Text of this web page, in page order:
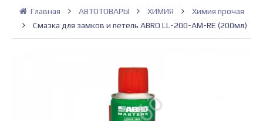
Главная АВТОТОВАРЫ ХИМИЯ
Химия прочая
Смазка для замков и петель ABRO LL-200-AM-RE (200мл)